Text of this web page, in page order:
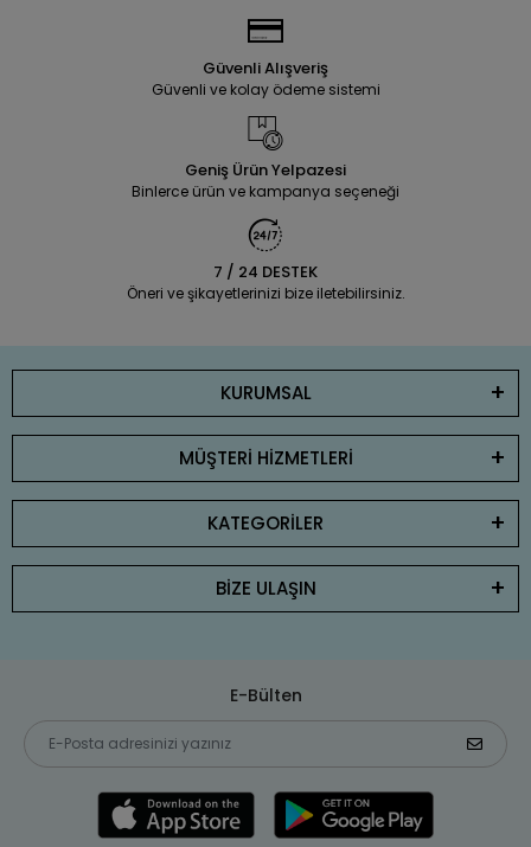
Güvenli Alışveriş
Güvenli ve kolay ödeme sistemi
Geniş Ürün Yelpazesi
Binlerce ürün ve kampanya seçeneği
7 / 24 DESTEK
Öneri ve şikayetlerinizi bize iletebilirsiniz.
KURUMSAL
MÜŞTERİ HİZMETLERİ
KATEGORİLER
BİZE ULAŞIN
E-Bülten